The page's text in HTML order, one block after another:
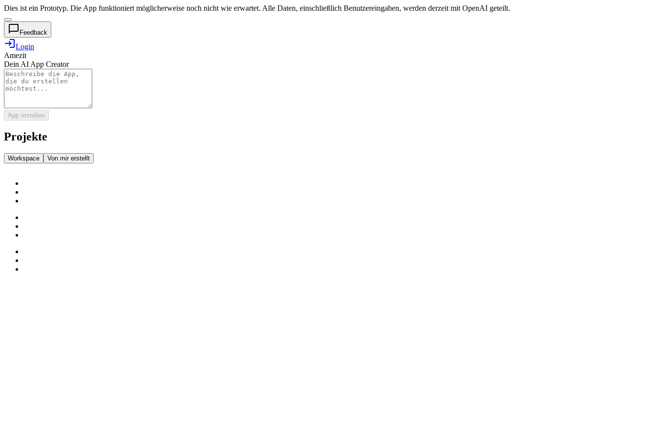
Dies ist ein Prototyp. Die App funktioniert möglicherweise noch nicht wie erwartet. Alle Daten, einschließlich Benutzereingaben, werden derzeit mit OpenAI geteilt.
chat_bubble_outline Feedback
loginLogin
Amezit
Dein AI App Creator
App erstellen
Projekte
Workspace Von mir erstellt